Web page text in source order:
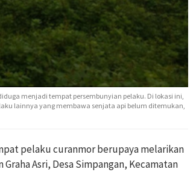
menjadi tempat persembunyian pelaku. Di lokasi ini,
lainnya yang membawa senjata api belum ditemukan,
pelaku curanmor berupaya melarikan
Asri, Desa Simpangan, Kecamatan